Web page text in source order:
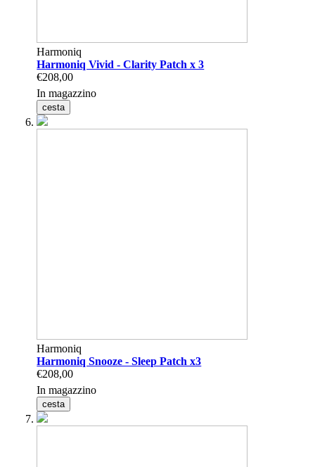
Harmoniq
Harmoniq Vivid - Clarity Patch x 3
€208,00
In magazzino
cesta
Harmoniq
Harmoniq Snooze - Sleep Patch x3
€208,00
In magazzino
cesta